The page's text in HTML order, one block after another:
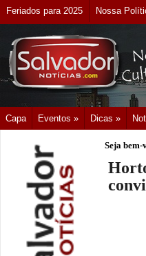
Feriados para 2025 Nossa
Capa Eventos » Dicas »
Seja bem-